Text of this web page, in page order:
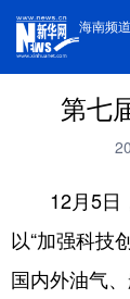
海南频
第七
12月5日，
以“加强科技
国内外油气